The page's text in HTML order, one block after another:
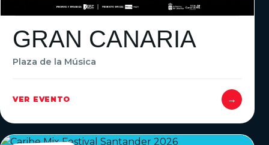
GRAN CANARIA
Plaza de la Música
VER EVENTO →